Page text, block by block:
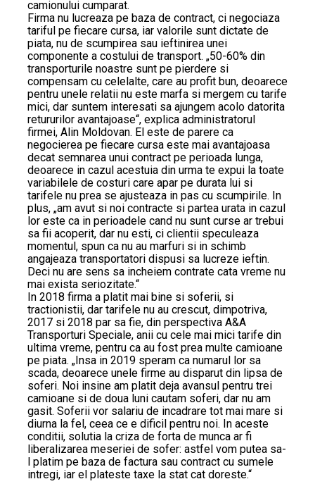
camionului cumparat.
Firma nu lucreaza pe baza de contract, ci negociaza
tariful pe fiecare cursa, iar valorile sunt dictate de
piata, nu de scumpirea sau ieftinirea unei
componente a costului de transport. „50-60% din
transporturile noastre sunt pe pierdere si
compensam cu celelalte, care au profit bun, deoarece
pentru unele relatii nu este marfa si mergem cu tarife
mici, dar suntem interesati sa ajungem acolo datorita
retururilor avantajoase“, explica administratorul
firmei, Alin Moldovan. El este de parere ca
negocierea pe fiecare cursa este mai avantajoasa
decat semnarea unui contract pe perioada lunga,
deoarece in cazul acestuia din urma te expui la toate
variabilele de costuri care apar pe durata lui si
tarifele nu prea se ajusteaza in pas cu scumpirile. In
plus, „am avut si noi contracte si partea urata in cazul
lor este ca in perioadele cand nu sunt curse ar trebui
sa fii acoperit, dar nu esti, ci clientii speculeaza
momentul, spun ca nu au marfuri si in schimb
angajeaza transportatori dispusi sa lucreze ieftin.
Deci nu are sens sa incheiem contrate cata vreme nu
mai exista seriozitate.“
In 2018 firma a platit mai bine si soferii, si
tractionistii, dar tarifele nu au crescut, dimpotriva,
2017 si 2018 par sa fie, din perspectiva A&A
Transporturi Speciale, anii cu cele mai mici tarife din
ultima vreme, pentru ca au fost prea multe camioane
pe piata. „Insa in 2019 speram ca numarul lor sa
scada, deoarece unele firme au disparut din lipsa de
soferi. Noi insine am platit deja avansul pentru trei
camioane si de doua luni cautam soferi, dar nu am
gasit. Soferii vor salariu de incadrare tot mai mare si
diurna la fel, ceea ce e dificil pentru noi. In aceste
conditii, solutia la criza de forta de munca ar fi
liberalizarea meseriei de sofer: astfel vom putea sa-
l platim pe baza de factura sau contract cu sumele
intregi, iar el plateste taxe la stat cat doreste.“